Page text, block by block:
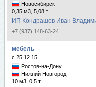
Новосибирск
0,35 м3, 5,08 т
ИП Кондрашов Иван
+7 (937) 148-63-24
мебель
с 25.12.15
Ростов-на-Дону
Нижний Новгород
10 м3, 0,5 т